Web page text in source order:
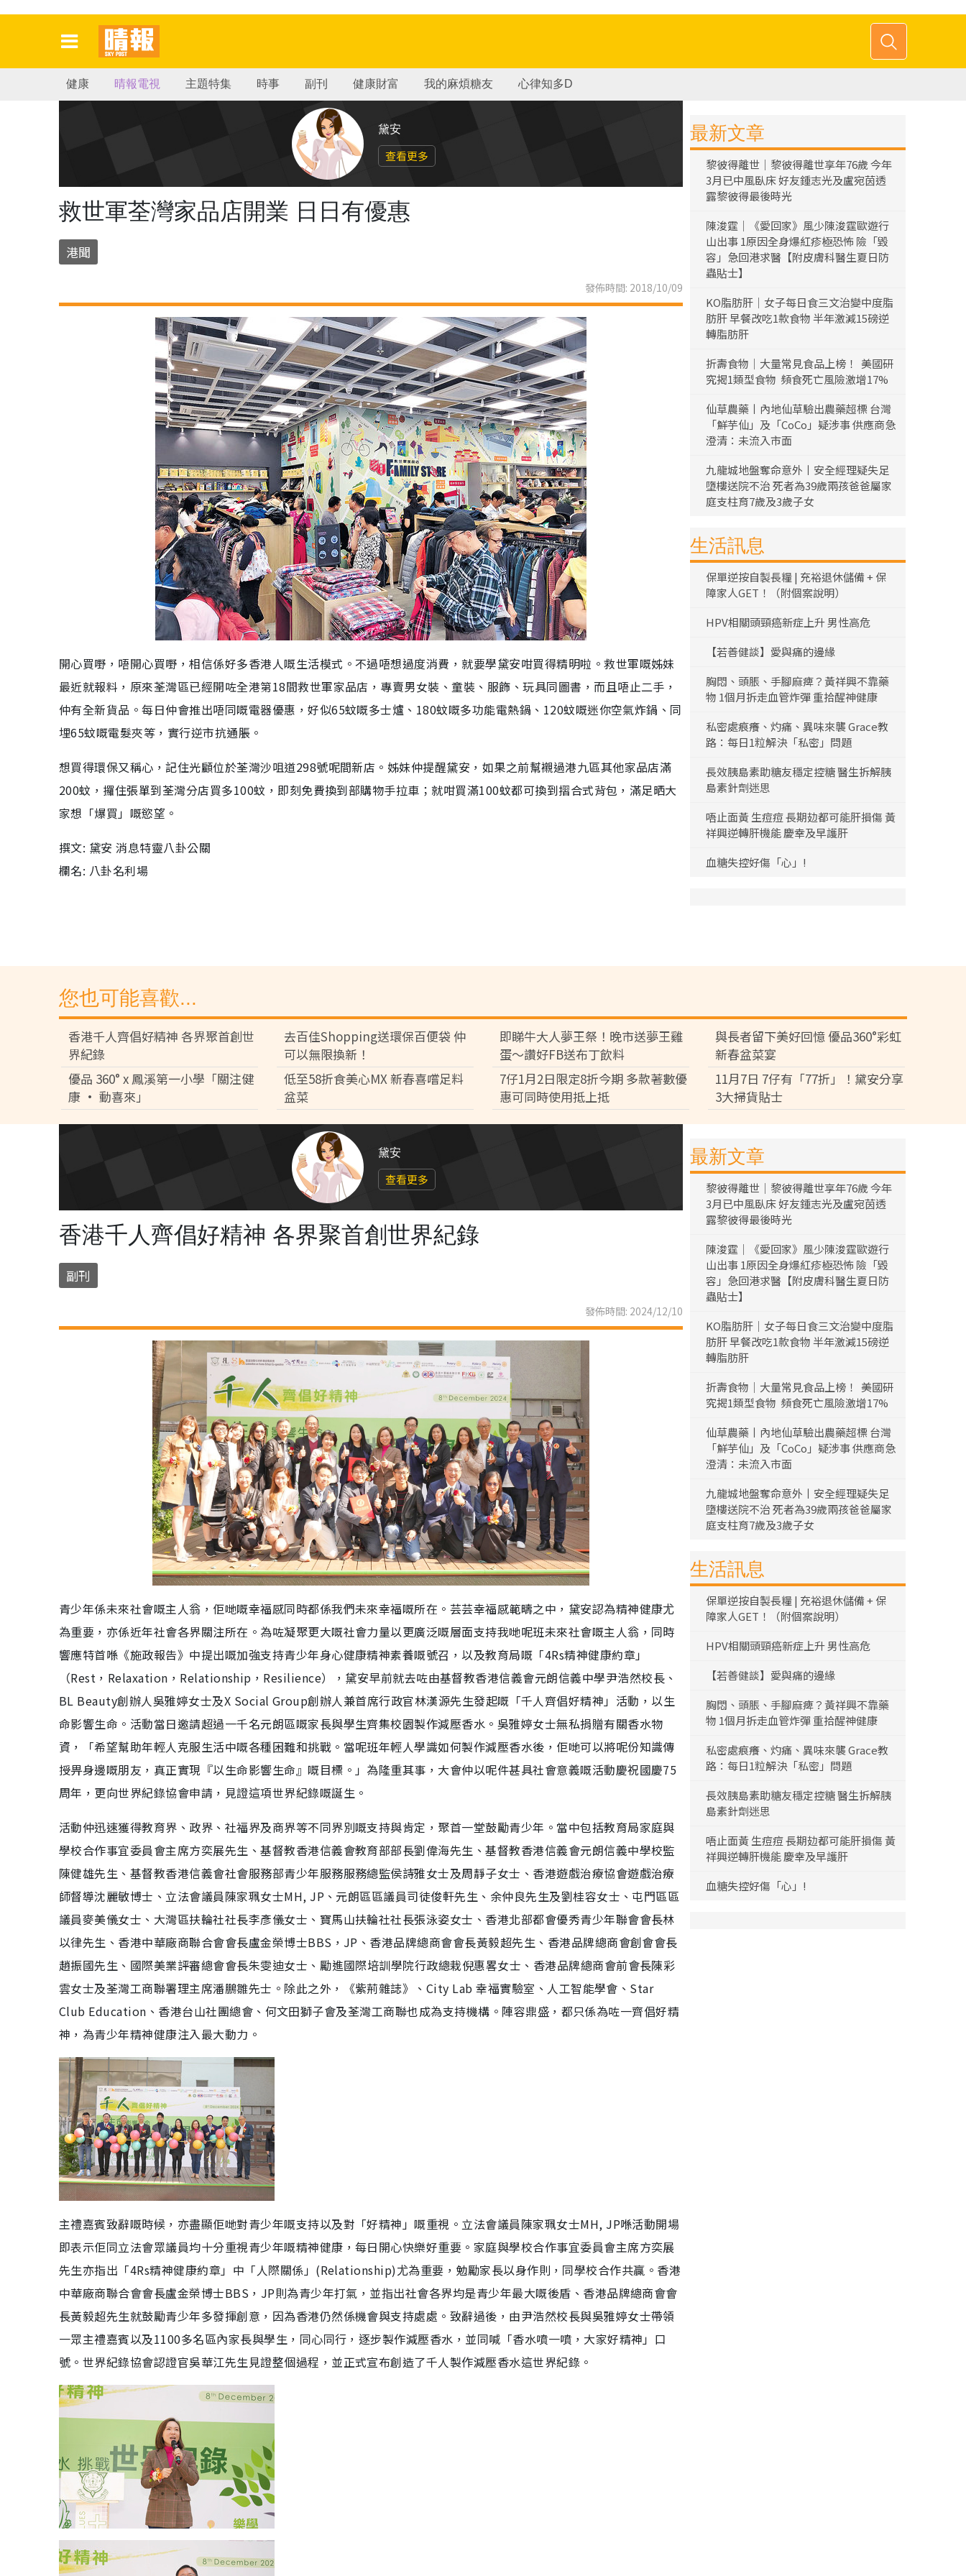
健康 晴報電視 主題特集 時事 副刊 健康財富 我的麻煩糖友 心律知多D
黛安
查看更多
救世軍荃灣家品店開業 日日有優惠
港聞
發佈時間: 2018/10/09
開心買嘢，唔開心買嘢，相信係好多香港人嘅生活模式。不過唔想過度消費，就要學黛安咁買得精明啦。救世軍嘅姊妹
最近就報料，原來荃灣區已經開咗全港第18間救世軍家品店，專賣男女裝、童裝、服飾、玩具同圖書，而且唔止二手，
仲有全新貨品。每日仲會推出唔同嘅電器優惠，好似65蚊嘅多士爐、180蚊嘅多功能電熱鍋、120蚊嘅迷你空氣炸鍋、同
埋65蚊嘅電髮夾等，實行逆市抗通脹。
想買得環保又稱心，記住光顧位於荃灣沙咀道298號呢間新店。姊妹仲提醒黛安，如果之前幫襯過港九區其他家品店滿
200蚊，攞住張單到荃灣分店買多100蚊，即刻免費換到部購物手拉車；就咁買滿100蚊都可換到摺合式背包，滿足晒大
家想「爆買」嘅慾望。
撰文: 黛安 消息特靈八卦公關
欄名: 八卦名利場
最新文章
黎彼得離世｜黎彼得離世享年76歲 今年
3月已中風臥床 好友鍾志光及盧宛茵透
露黎彼得最後時光
陳浚霆｜《愛回家》風少陳浚霆歐遊行
山出事 1原因全身爆紅疹極恐怖 險「毀
容」急回港求醫【附皮膚科醫生夏日防
蟲貼士】
KO脂肪肝｜女子每日食三文治變中度脂
肪肝 早餐改吃1款食物 半年激減15磅逆
轉脂肪肝
折壽食物｜大量常見食品上榜！ 美國研
究揭1類型食物 頻食死亡風險激增17%
仙草農藥丨內地仙草驗出農藥超標 台灣
「鮮芋仙」及「CoCo」疑涉事 供應商急
澄清：未流入市面
九龍城地盤奪命意外丨安全經理疑失足
墮樓送院不治 死者為39歲兩孩爸爸屬家
庭支柱育7歲及3歲子女
生活訊息
保單逆按自製長糧 | 充裕退休儲備 + 保
障家人GET！（附個案說明）
HPV相關頭頸癌新症上升 男性高危
【若善健談】愛與痛的邊緣
胸悶、頭脹、手腳麻痺？黃祥興不靠藥
物 1個月拆走血管炸彈 重拾醒神健康
私密處痕癢、灼痛、異味來襲 Grace教
路：每日1粒解決「私密」問題
長效胰島素助糖友穩定控糖 醫生拆解胰
島素針劑迷思
唔止面黃 生痘痘 長期攰都可能肝損傷 黃
祥興逆轉肝機能 慶幸及早護肝
血糖失控好傷「心」!
您也可能喜歡...
香港千人齊倡好精神 各界聚首創世
界紀錄
去百佳Shopping送環保百便袋 仲
可以無限換新！
即睇牛大人夢王祭！晚市送夢王雞
蛋～讚好FB送布丁飲料
與長者留下美好回憶 優品360°彩虹
新春盆菜宴
優品 360° x 鳳溪第一小學「關注健
康 • 動喜來」
低至58折食美心MX 新春喜嚐足料
盆菜
7仔1月2日限定8折今期 多款著數優
惠可同時使用抵上抵
11月7日 7仔有「77折」！黛安分享
3大掃貨貼士
黛安
查看更多
香港千人齊倡好精神 各界聚首創世界紀錄
副刊
發佈時間: 2024/12/10
青少年係未來社會嘅主人翁，佢哋嘅幸福感同時都係我們未來幸福嘅所在。芸芸幸福感範疇之中，黛安認為精神健康尤
為重要，亦係近年社會各界關注所在。為咗凝聚更大嘅社會力量以更廣泛嘅層面支持我哋呢班未來社會嘅主人翁，同時
響應特首喺《施政報告》中提出嘅加強支持青少年身心健康精神素養嘅號召，以及教育局嘅「4Rs精神健康約章」
（Rest，Relaxation，Relationship，Resilience），黛安早前就去咗由基督教香港信義會元朗信義中學尹浩然校長、
BL Beauty創辦人吳雅婷女士及X Social Group創辦人兼首席行政官林漢源先生發起嘅「千人齊倡好精神」活動，以生
命影響生命。活動當日邀請超過一千名元朗區嘅家長與學生齊集校園製作減壓香水。吳雅婷女士無私捐贈有關香水物
資，「希望幫助年輕人克服生活中嘅各種困難和挑戰。當呢班年輕人學識如何製作減壓香水後，佢哋可以將呢份知識傳
授畀身邊嘅朋友，真正實現『以生命影響生命』嘅目標。」為隆重其事，大會仲以呢件甚具社會意義嘅活動慶祝國慶75
周年，更向世界紀錄協會申請，見證這項世界紀錄嘅誕生。
活動仲迅速獲得教育界、政界、社福界及商界等不同界別嘅支持與肯定，聚首一堂鼓勵青少年。當中包括教育局家庭與
學校合作事宜委員會主席方奕展先生、基督教香港信義會教育部部長劉偉海先生、基督教香港信義會元朗信義中學校監
陳健雄先生、基督教香港信義會社會服務部青少年服務服務總監侯詩雅女士及周靜子女士、香港遊戲治療協會遊戲治療
師督導沈麗敏博士、立法會議員陳家珮女士MH, JP、元朗區區議員司徒俊軒先生、余仲良先生及劉桂容女士、屯門區區
議員麥美儀女士、大灣區扶輪社社長李彥儀女士、寶馬山扶輪社社長張泳姿女士、香港北部都會優秀青少年聯會會長林
以律先生、香港中華廠商聯合會會長盧金榮博士BBS，JP、香港品牌總商會會長黃毅超先生、香港品牌總商會創會會長
趙振國先生、國際美業評審總會會長朱雯迪女士、⁠勵進國際培訓學院行政總栽倪惠畧女士、香港品牌總商會前會長陳彩
雲女士及荃灣工商聯署理主席潘鵬雛先士。除此之外，《紫荊雜誌》、City Lab 幸福實驗室、人工智能學會、Star
Club Education、香港台山社團總會、何文田獅子會及荃灣工商聯也成為支持機構。陣容鼎盛，都只係為咗一齊倡好精
神，為青少年精神健康注入最大動力。
主禮嘉賓致辭嘅時候，亦盡顯佢哋對青少年嘅支持以及對「好精神」嘅重視。立法會議員陳家珮女士MH, JP喺活動開場
即表示佢同立法會眾議員均十分重視青少年嘅精神健康，每日開心快樂好重要。家庭與學校合作事宜委員會主席方奕展
先生亦指出「4Rs精神健康約章」中「人際關係」(Relationship)尤為重要，勉勵家長以身作則，同學校合作共贏。香港
中華廠商聯合會會長盧金榮博士BBS，JP則為青少年打氣，並指出社會各界均是青少年最大嘅後盾、香港品牌總商會會
長黃毅超先生就鼓勵青少年多發揮創意，因為香港仍然係機會與支持處處。致辭過後，由尹浩然校長與吳雅婷女士帶領
一眾主禮嘉賓以及1100多名區內家長與學生，同心同行，逐步製作減壓香水，並同喊「香水噴一噴，大家好精神」口
號。世界紀錄協會認證官吳華江先生見證整個過程，並正式宣布創造了千人製作減壓香水這世界紀錄。
最新文章
黎彼得離世｜黎彼得離世享年76歲 今年
3月已中風臥床 好友鍾志光及盧宛茵透
露黎彼得最後時光
陳浚霆｜《愛回家》風少陳浚霆歐遊行
山出事 1原因全身爆紅疹極恐怖 險「毀
容」急回港求醫【附皮膚科醫生夏日防
蟲貼士】
KO脂肪肝｜女子每日食三文治變中度脂
肪肝 早餐改吃1款食物 半年激減15磅逆
轉脂肪肝
折壽食物｜大量常見食品上榜！ 美國研
究揭1類型食物 頻食死亡風險激增17%
仙草農藥丨內地仙草驗出農藥超標 台灣
「鮮芋仙」及「CoCo」疑涉事 供應商急
澄清：未流入市面
九龍城地盤奪命意外丨安全經理疑失足
墮樓送院不治 死者為39歲兩孩爸爸屬家
庭支柱育7歲及3歲子女
生活訊息
保單逆按自製長糧 | 充裕退休儲備 + 保
障家人GET！（附個案說明）
HPV相關頭頸癌新症上升 男性高危
【若善健談】愛與痛的邊緣
胸悶、頭脹、手腳麻痺？黃祥興不靠藥
物 1個月拆走血管炸彈 重拾醒神健康
私密處痕癢、灼痛、異味來襲 Grace教
路：每日1粒解決「私密」問題
長效胰島素助糖友穩定控糖 醫生拆解胰
島素針劑迷思
唔止面黃 生痘痘 長期攰都可能肝損傷 黃
祥興逆轉肝機能 慶幸及早護肝
血糖失控好傷「心」!